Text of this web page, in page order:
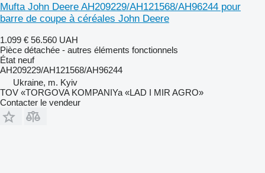
Mufta John Deere AH209229/AH121568/AH96244 pour
barre de coupe à céréales John Deere
1.099 € 56.560 UAH
Pièce détachée - autres éléments fonctionnels
État neuf
AH209229/AH121568/AH96244
Ukraine, m. Kyiv
TOV «TORGOVA KOMPANIYa «LAD I MIR AGRO»
Contacter le vendeur